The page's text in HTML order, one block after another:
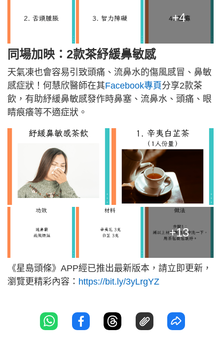
+4
同場加映：2款茶紓緩鼻敏感
天氣凍也會容易引致頭痛、流鼻水的傷風感冒、鼻敏
感症狀！何慧欣醫師在其Facebook專頁分享2款茶
飲，有助紓緩鼻敏感發作時鼻塞、流鼻水、頭痛、眼
睛痕癢等不適症狀。
+13
《星島頭條》APP經已推出最新版本，請立即更新，
瀏覽更精彩內容： https://bit.ly/3yLrgYZ